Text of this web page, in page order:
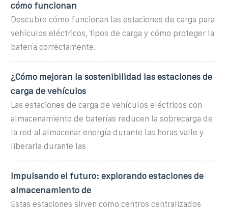
cómo funcionan
Descubre cómo funcionan las estaciones de carga para
vehículos eléctricos, tipos de carga y cómo proteger la
batería correctamente.
¿Cómo mejoran la sostenibilidad las estaciones de
carga de vehículos
Las estaciones de carga de vehículos eléctricos con
almacenamiento de baterías reducen la sobrecarga de
la red al almacenar energía durante las horas valle y
liberarla durante las
Impulsando el futuro: explorando estaciones de
almacenamiento de
Estas estaciones sirven como centros centralizados